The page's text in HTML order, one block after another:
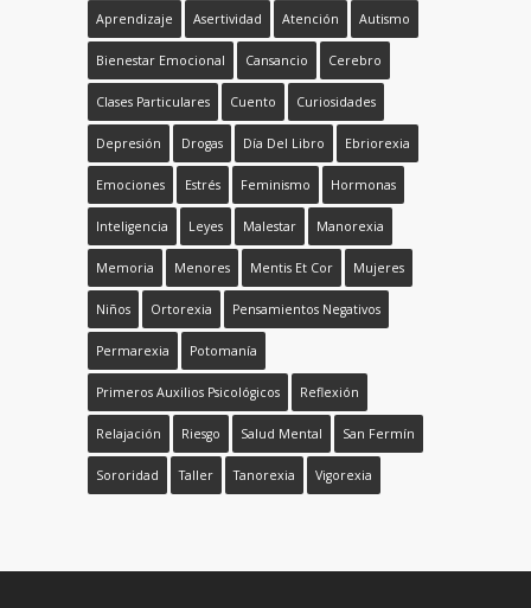
Aprendizaje Asertividad Atención Autismo
Bienestar Emocional Cansancio Cerebro
Clases Particulares Cuento Curiosidades
Depresión Drogas Día Del Libro Ebriorexia
Emociones Estrés Feminismo Hormonas
Inteligencia Leyes Malestar Manorexia
Memoria Menores Mentis Et Cor Mujeres
Niños Ortorexia Pensamientos Negativos
Permarexia Potomanía
Primeros Auxilios Psicológicos Reflexión
Relajación Riesgo Salud Mental San Fermín
Sororidad Taller Tanorexia Vigorexia